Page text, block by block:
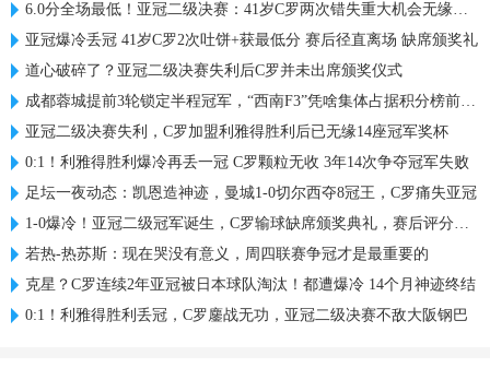
6.0分全场最低！亚冠二级决赛：41岁C罗两次错失重大机会无缘首冠
亚冠爆冷丢冠 41岁C罗2次吐饼+获最低分 赛后径直离场 缺席颁奖礼
道心破碎了？亚冠二级决赛失利后C罗并未出席颁奖仪式
成都蓉城提前3轮锁定半程冠军，“西南F3”凭啥集体占据积分榜前三？
亚冠二级决赛失利，C罗加盟利雅得胜利后已无缘14座冠军奖杯
0:1！利雅得胜利爆冷再丢一冠 C罗颗粒无收 3年14次争夺冠军失败
足坛一夜动态：凯恩造神迹，曼城1-0切尔西夺8冠王，C罗痛失亚冠
1-0爆冷！亚冠二级冠军诞生，C罗输球缺席颁奖典礼，赛后评分出炉
若热-热苏斯：现在哭没有意义，周四联赛争冠才是最重要的
克星？C罗连续2年亚冠被日本球队淘汰！都遭爆冷 14个月神迹终结
0:1！利雅得胜利丢冠，C罗鏖战无功，亚冠二级决赛不敌大阪钢巴